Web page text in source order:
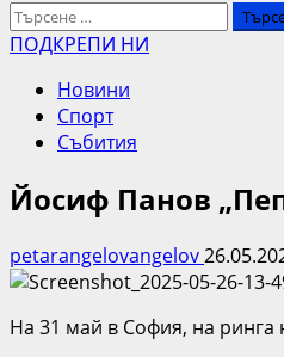
Търсене
за:
ПОДКРЕПИ НИ
Новини
Спорт
Събития
Йосиф Панов
petarangelovangelov
На 31 май в София, на ринга